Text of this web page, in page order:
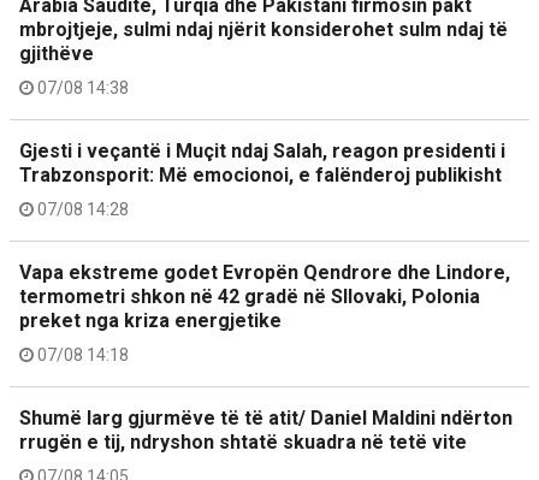
Arabia Saudite, Turqia dhe Pakistani firmosin pakt
mbrojtjeje, sulmi ndaj njërit konsiderohet sulm ndaj të
gjithëve
07/08 14:38
Gjesti i veçantë i Muçit ndaj Salah, reagon presidenti i
Trabzonsporit: Më emocionoi, e falënderoj publikisht
07/08 14:28
Vapa ekstreme godet Evropën Qendrore dhe Lindore,
termometri shkon në 42 gradë në Sllovaki, Polonia
preket nga kriza energjetike
07/08 14:18
Shumë larg gjurmëve të të atit/ Daniel Maldini ndërton
rrugën e tij, ndryshon shtatë skuadra në tetë vite